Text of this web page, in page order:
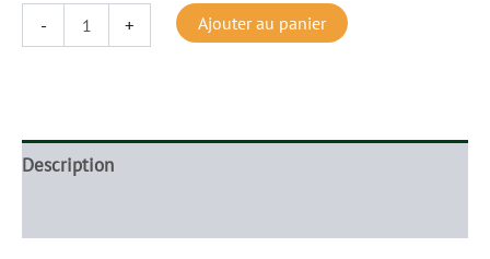
- + Ajouter au panier
Description